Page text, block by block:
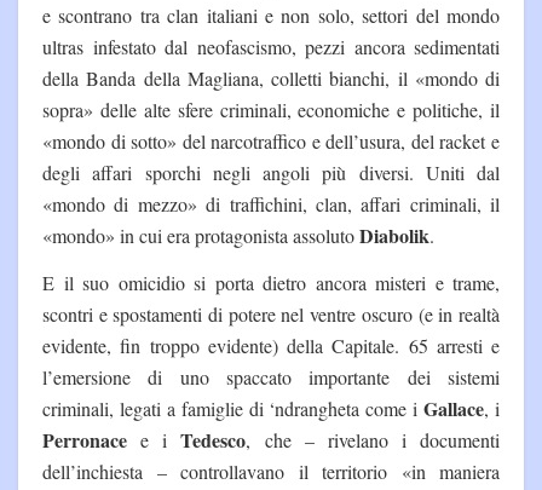
e scontrano tra clan italiani e non solo, settori del mondo
ultras infestato dal neofascismo, pezzi ancora sedimentati
della Banda della Magliana, colletti bianchi, il «mondo di
sopra» delle alte sfere criminali, economiche e politiche, il
«mondo di sotto» del narcotraffico e dell’usura, del racket e
degli affari sporchi negli angoli più diversi. Uniti dal
«mondo di mezzo» di traffichini, clan, affari criminali, il
«mondo» in cui era protagonista assolutoDiabolik.
E il suo omicidio si porta dietro ancora misteri e trame,
scontri e spostamenti di potere nel ventre oscuro (e in realtà
evidente, fin troppo evidente) della Capitale. 65 arresti e
l’emersione di uno spaccato importante dei sistemi
criminali, legati a famiglie di ‘ndrangheta come iGallace, i
Perronace e iTedesco, che – rivelano i documenti
dell’inchiesta – controllavano il territorio «in maniera